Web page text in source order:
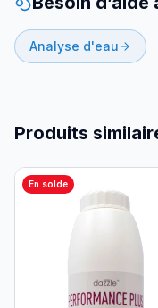
Analyse d'eau
Produits
En solde